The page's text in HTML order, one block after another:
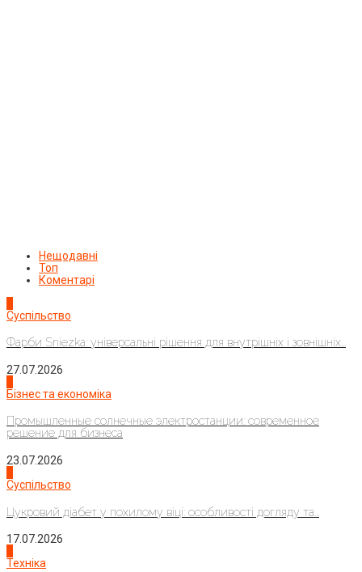
Нещодавні
Топ
Коментарі
Суспільство
Фарби Sniezka: універсальні рішення для внутрішніх і зовнішніх...
27.07.2026
Бізнес та економіка
Промышленные солнечные электростанции: современное
решение для бизнеса
23.07.2026
Суспільство
Цукровий діабет у похилому віці: особливості догляду та...
17.07.2026
Техніка